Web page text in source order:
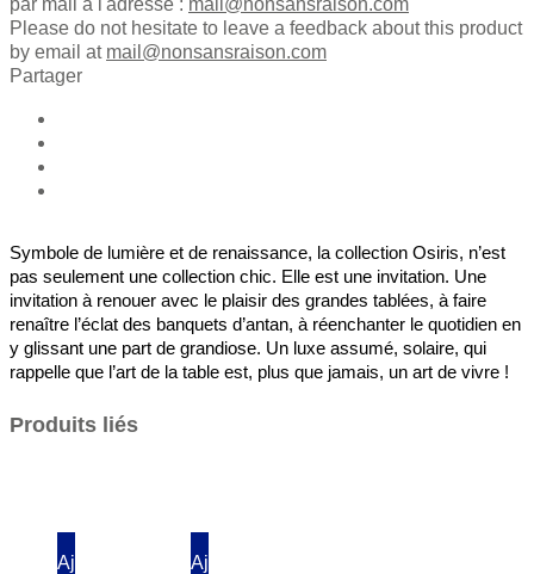
Please do not hesitate to leave a feedback about this product
by email at mail@nonsansraison.com
Partager
Symbole de lumière et de renaissance, la collection Osiris, n’est
pas seulement une collection chic. Elle est une invitation. Une
invitation à renouer avec le plaisir des grandes tablées, à faire
renaître l’éclat des banquets d’antan, à réenchanter le quotidien en
y glissant une part de grandiose. Un luxe assumé, solaire, qui
rappelle que l’art de la table est, plus que jamais, un art de vivre !
Produits liés
Ajouter
Ajouter